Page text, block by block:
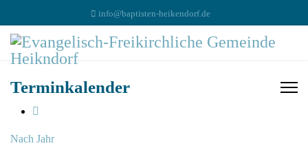
info@baptisten-heikendorf.de
Terminkalender
Nach Jahr